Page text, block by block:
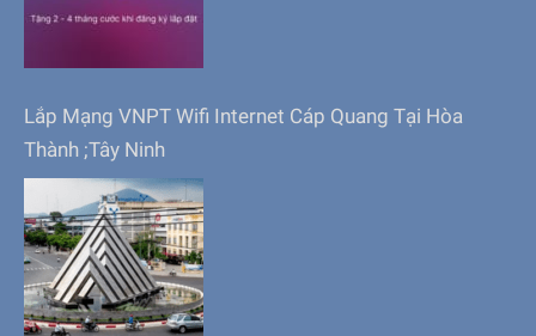
Lắp Mạng VNPT Wifi Internet Cáp Quang Tại Hòa
Thành ;Tây Ninh